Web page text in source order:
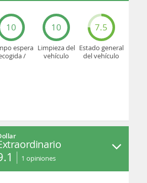
10
espera
/
10
Limpieza del
vehículo
7.5
Estado general
del vehículo
1 opiniones